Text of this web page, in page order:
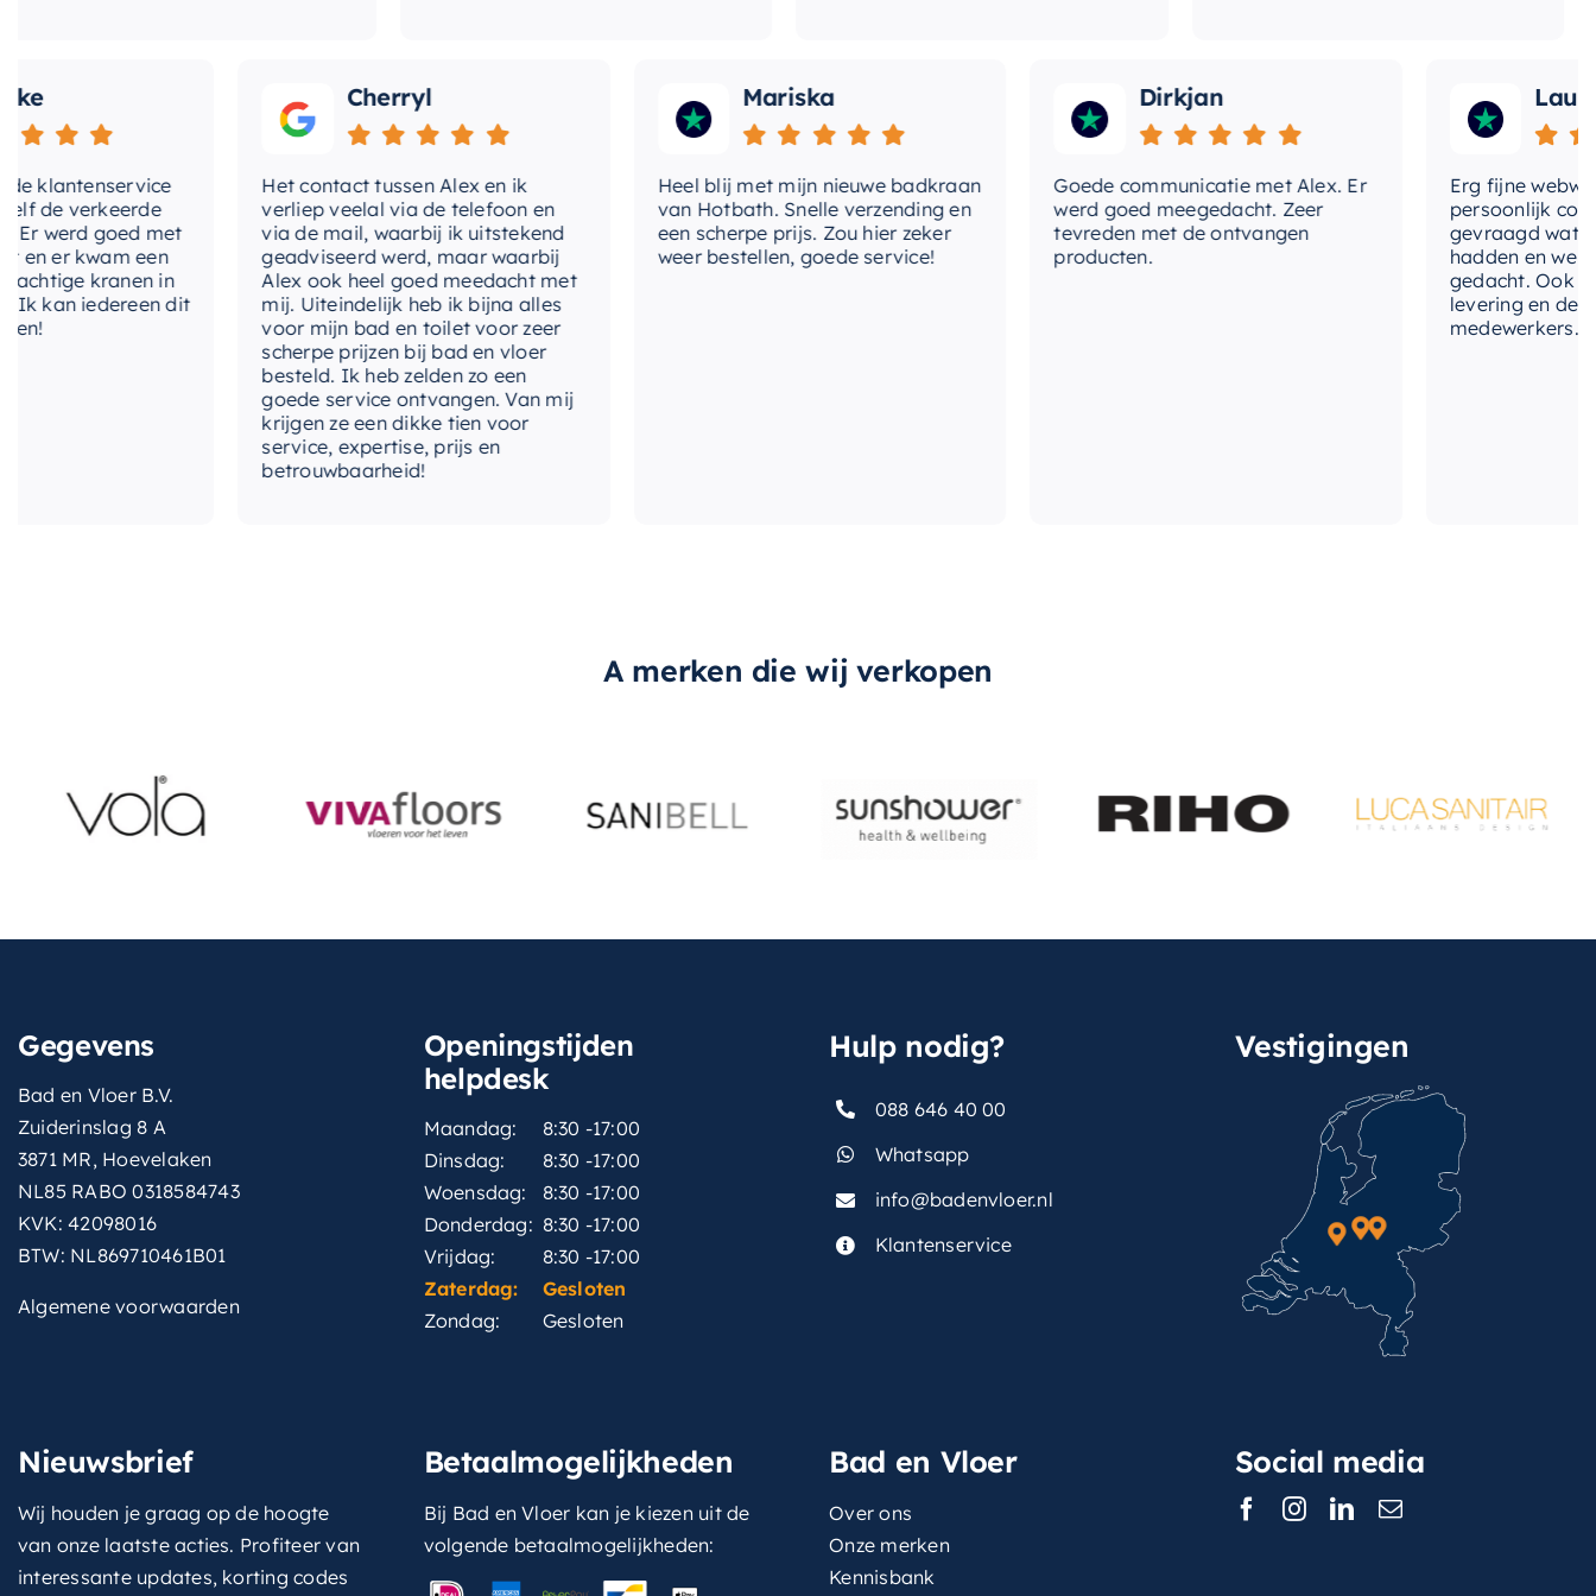
verkeerde
goed met
kwam een
kranen in
iedereen dit
Cherryl
Het contact tussen Alex en ik
verliep veelal via de telefoon en
via de mail, waarbij ik uitstekend
geadviseerd werd, maar waarbij
Alex ook heel goed meedacht met
mij. Uiteindelijk heb ik bijna alles
voor mijn bad en toilet voor zeer
scherpe prijzen bij bad en vloer
besteld. Ik heb zelden zo een
goede service ontvangen. Van mij
krijgen ze een dikke tien voor
service, expertise, prijs en
betrouwbaarheid!
Mariska
Heel blij met mijn nieuwe badkraan
van Hotbath. Snelle verzending en
een scherpe prijs. Zou hier zeker
weer bestellen, goede service!
Dirkjan
Goede communicatie met Alex. Er
werd goed meegedacht. Zeer
tevreden met de ontvangen
producten.
Laura
Erg fijne webwinkel,
persoonlijk contact
gevraagd wat we
hadden en werd
gedacht. Ook in de
levering en
medewerkers. Wij
A merken die wij verkopen
Gegevens
Bad en Vloer B.V.
Zuiderinslag 8 A
3871 MR, Hoevelaken
NL85 RABO 0318584743
KVK: 42098016
BTW: NL869710461B01
Algemene voorwaarden
Openingstijden
helpdesk
Maandag:
8:30 -17:00
Dinsdag:
8:30 -17:00
Woensdag:
8:30 -17:00
Donderdag: 8:30 -17:00
Vrijdag:
8:30 -17:00
Zaterdag:
Gesloten
Zondag:
Gesloten
Hulp nodig?
088 646 40 00
Whatsapp
info@badenvloer.nl
Klantenservice
Vestigingen
Nieuwsbrief
Wij houden je graag op de hoogte
van onze laatste acties. Profiteer van
interessante updates, korting codes
Betaalmogelijkheden
Bij Bad en Vloer kan je kiezen uit de
volgende betaalmogelijkheden:
Bad en Vloer
Over ons
Onze merken
Kennisbank
Social media